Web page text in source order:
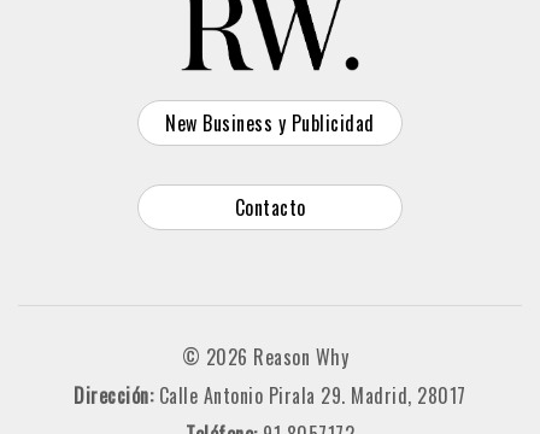
New Business y Publicidad
Contacto
© 2026 Reason Why
Dirección: Calle Antonio Pirala 29. Madrid, 28017